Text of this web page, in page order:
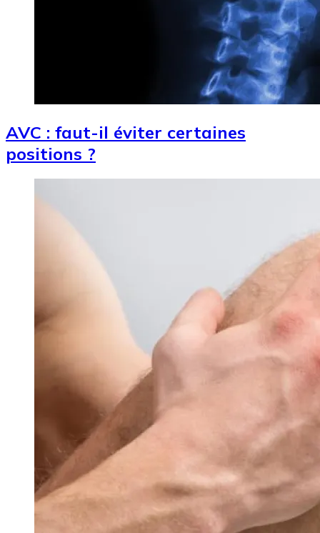
AVC : faut-il éviter certaines
positions ?